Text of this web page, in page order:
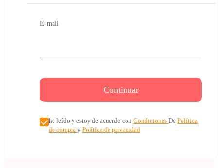
E-mail
Continuar
he leído y estoy de acuerdo conCondicionesDePolítica
de comprayPolítica de privacidad